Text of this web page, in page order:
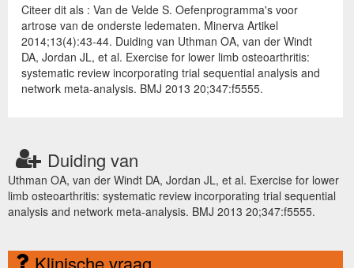
Citeer dit als : Van de Velde S. Oefenprogramma's voor
artrose van de onderste ledematen. Minerva Artikel
2014;13(4):43-44. Duiding van Uthman OA, van der Windt
DA, Jordan JL, et al. Exercise for lower limb osteoarthritis:
systematic review incorporating trial sequential analysis and
network meta-analysis. BMJ 2013 20;347:f5555.
Duiding van
Uthman OA, van der Windt DA, Jordan JL, et al. Exercise for lower
limb osteoarthritis: systematic review incorporating trial sequential
analysis and network meta-analysis. BMJ 2013 20;347:f5555.
Klinische vraag